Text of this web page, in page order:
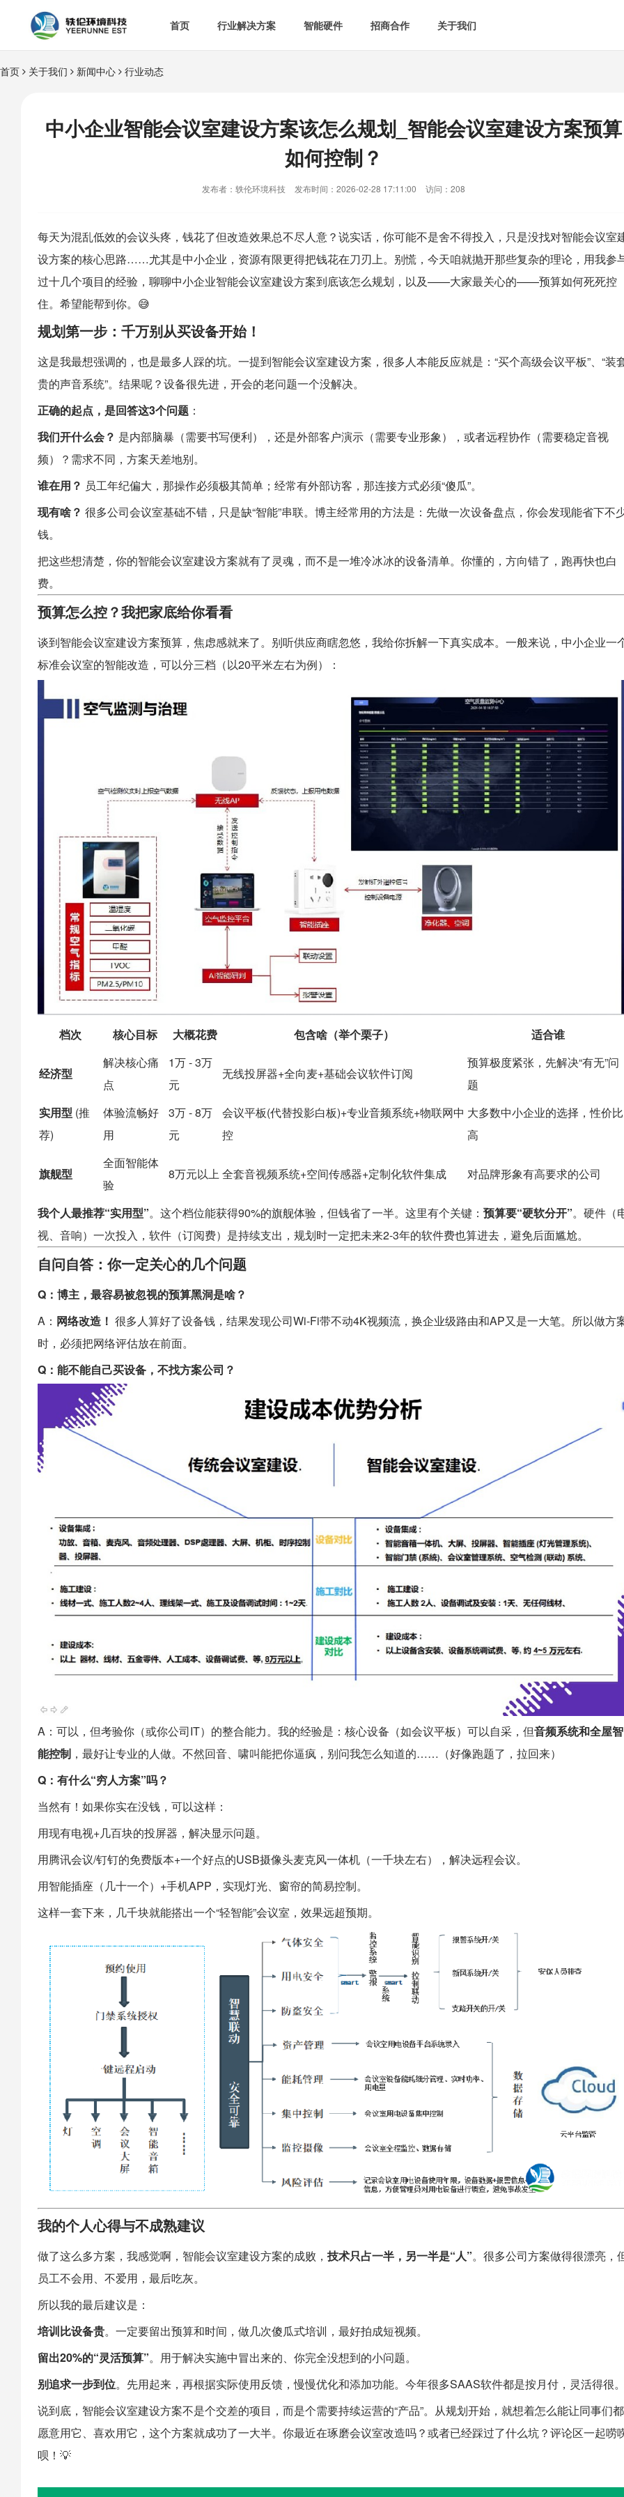
首页 行业解决方案
& 智慧食安  空气监测方案  智慧用电方案
智能硬件
空气&能耗监测
 消防安防
 多媒体&信息化
[list:subtitle] [list:subtitle]
招商合作 关于我们

首页 关于我们 新闻中心 行业动态
中小企业智能会议室建设方案该怎么规划_智能会议室建设方案预算
如何控制？
发布者：轶伦环境科技 发布时间：2026-02-28 17:11:00 访问：208
每天为混乱低效的会议头疼，钱花了但改造效果总不尽人意？说实话，你可能不是舍不得投入，只是没找对智能会议室
设方案的核心思路……尤其是中小企业，资源有限更得把钱花在刀刃上。别慌，今天咱就抛开那些复杂的理论，用我参
过十几个项目的经验，聊聊中小企业智能会议室建设方案到底该怎么规划，以及——大家最关心的——预算如何死死控
住。希望能帮到你。😅
规划第一步：千万别从买设备开始！
这是我最想强调的，也是最多人踩的坑。一提到智能会议室建设方案，很多人本能反应就是：“买个高级会议平板”、“装
贵的声音系统”。结果呢？设备很先进，开会的老问题一个没解决。
正确的起点，是回答这3个问题 ：
我们开什么会？ 是内部脑暴（需要书写便利），还是外部客户演示（需要专业形象），或者远程协作（需要稳定音视
频）？需求不同，方案天差地别。
谁在用？ 员工年纪偏大，那操作必须极其简单；经常有外部访客，那连接方式必须“傻瓜”。
现有啥？ 很多公司会议室基础不错，只是缺“智能”串联。博主经常用的方法是：先做一次设备盘点，你会发现能省下不
钱。
把这些想清楚，你的智能会议室建设方案就有了灵魂，而不是一堆冷冰冰的设备清单。你懂的，方向错了，跑再快也白
费。
预算怎么控？我把家底给你看看
谈到智能会议室建设方案预算，焦虑感就来了。别听供应商瞎忽悠，我给你拆解一下真实成本。一般来说，中小企业一
标准会议室的智能改造，可以分三档（以20平米左右为例）：
档次 核心目标 大概花费 包含啥（举个栗子） 适合谁
经济型
解决核心痛
点
1万 - 3万
元
无线投屏器+全向麦+基础会议软件订阅
预算极度紧张，先解决“有无”问
题
实用型 (推
荐)
体验流畅好
用
3万 - 8万
元
会议平板(代替投影白板)+专业音频系统+物联网中
控
大多数中小企业的选择，性价比
高
旗舰型
全面智能体
验
8万元以上 全套音视频系统+空间传感器+定制化软件集成 对品牌形象有高要求的公司
我个人最推荐“实用型”。这个档位能获得90%的旗舰体验，但钱省了一半。这里有个关键： 预算要“硬软分开”。硬件（
视、音响）一次投入，软件（订阅费）是持续支出，规划时一定把未来2-3年的软件费也算进去，避免后面尴尬。
自问自答：你一定关心的几个问题
Q：博主，最容易被忽视的预算黑洞是啥？
A： 网络改造！ 很多人算好了设备钱，结果发现公司Wi-Fi带不动4K视频流，换企业级路由和AP又是一大笔。所以做方
时，必须把网络评估放在前面。
Q：能不能自己买设备，不找方案公司？
A：可以，但考验你（或你公司IT）的整合能力。我的经验是：核心设备（如会议平板）可以自采，但音频系统和全屋智
能控制 ，最好让专业的人做。不然回音、啸叫能把你逼疯，别问我怎么知道的……（好像跑题了，拉回来）
Q：有什么“穷人方案”吗？
当然有！如果你实在没钱，可以这样：
用现有电视+几百块的投屏器，解决显示问题。
用腾讯会议/钉钉的免费版本+一个好点的USB摄像头麦克风一体机（一千块左右），解决远程会议。
用智能插座 （几十一个）+手机APP，实现灯光、窗帘的简易控制。
这样一套下来，几千块就能搭出一个“轻智能”会议室，效果远超预期。
我的个人心得与不成熟建议
做了这么多方案，我感觉啊，智能会议室建设方案的成败， 技术只占一半，另一半是“人”。很多公司方案做得很漂亮，
员工不会用、不爱用，最后吃灰。
所以我的最后建议是：
培训比设备贵。一定要留出预算和时间，做几次傻瓜式培训，最好拍成短视频。
留出20%的“灵活预算”。用于解决实施中冒出来的、你完全没想到的小问题。
别追求一步到位。先用起来，再根据实际使用反馈，慢慢优化和添加功能。今年很多SAAS软件都是按月付，灵活得很
说到底，智能会议室建设方案不是个交差的项目，而是个需要持续运营的“产品”。从规划开始，就想着怎么能让同事们都
愿意用它、喜欢用它，这个方案就成功了一大半。你最近在琢磨会议室改造吗？或者已经踩过了什么坑？评论区一起唠
呗！💡